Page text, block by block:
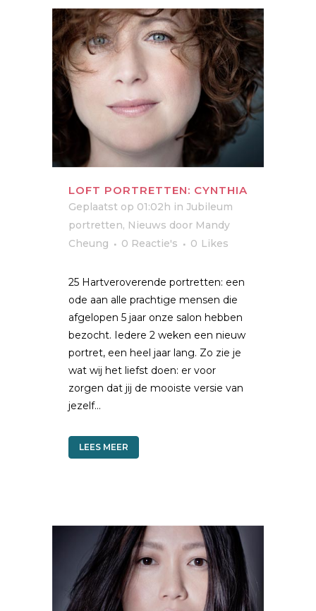
LOFT PORTRETTEN: CYNTHIA
Geplaatst op 01:02h in Jubileum
portretten, Nieuws door Mandy
Cheung
0 Reactie's 0 Likes
25 Hartveroverende portretten: een
ode aan alle prachtige mensen die
afgelopen 5 jaar onze salon hebben
bezocht. Iedere 2 weken een nieuw
portret, een heel jaar lang. Zo zie je
wat wij het liefst doen: er voor
zorgen dat jij de mooiste versie van
jezelf...
LEES MEER